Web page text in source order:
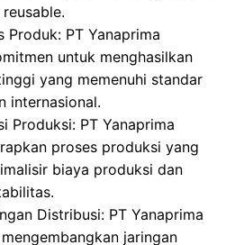
Produk: PT Yanaprima
untuk menghasilkan
yang memenuhi standar
internasional.
Produksi: PT Yanaprima
proses produksi yang
biaya produksi dan
Distribusi: PT Yanaprima
jaringan